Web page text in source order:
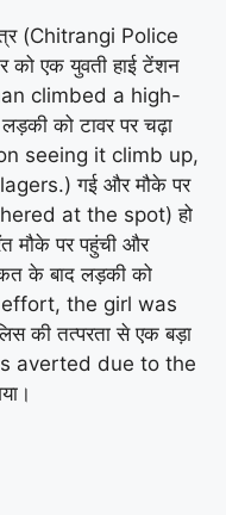
(Chitrangi Police
को एक युवती हाई टेंशन
climbed a high-
को टावर पर चढ़ा
seeing it climb up,
गई और मौके पर
at the spot) हो
मौके पर पहुंची और
के बाद लड़की को
effort, the girl was
की तत्परता से एक बड़ा
averted due to the